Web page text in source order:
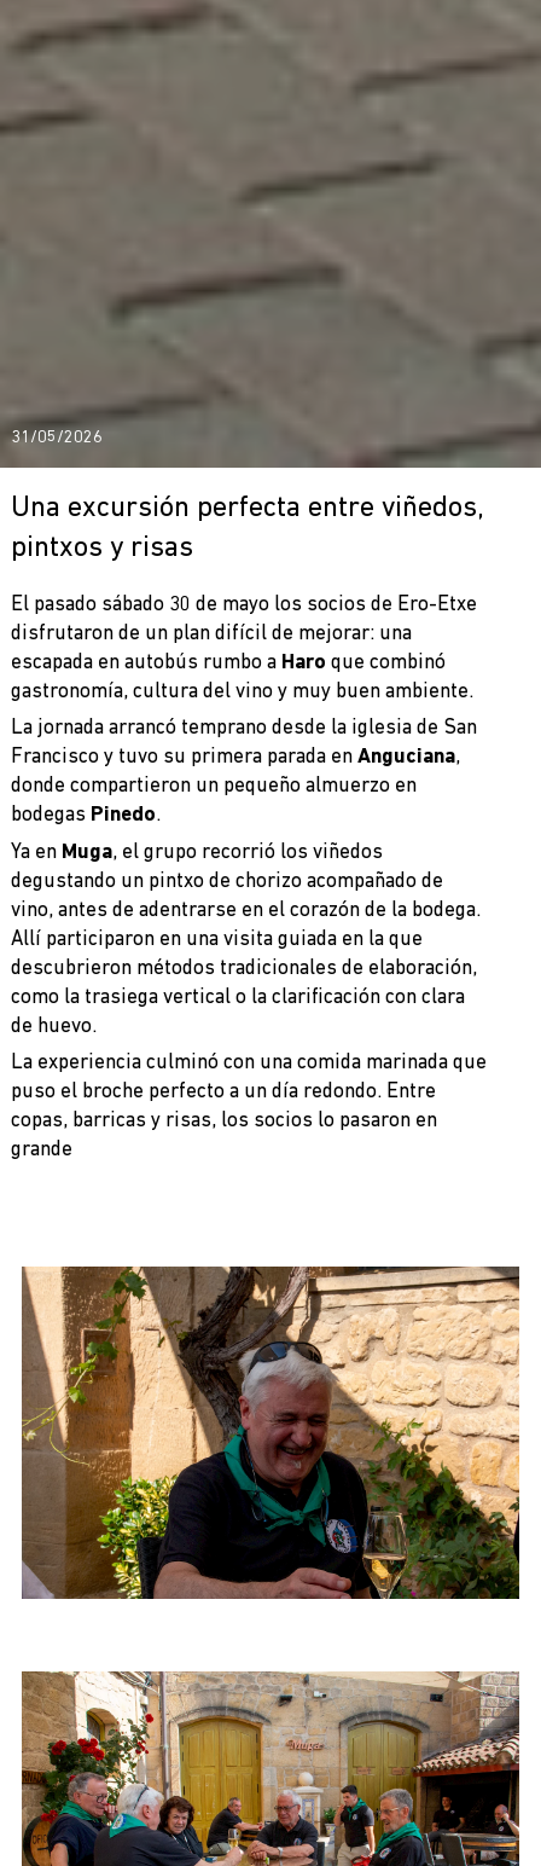
31/05/2026
Una excursión perfecta entre viñedos,
pintxos y risas
El pasado sábado 30 de mayo los socios de Ero-Etxe
disfrutaron de un plan difícil de mejorar: una
escapada en autobús rumbo a Haro que combinó
gastronomía, cultura del vino y muy buen ambiente.
La jornada arrancó temprano desde la iglesia de San
Francisco y tuvo su primera parada en Anguciana,
donde compartieron un pequeño almuerzo en
bodegas Pinedo.
Ya en Muga, el grupo recorrió los viñedos
degustando un pintxo de chorizo acompañado de
vino, antes de adentrarse en el corazón de la bodega.
Allí participaron en una visita guiada en la que
descubrieron métodos tradicionales de elaboración,
como la trasiega vertical o la clarificación con clara
de huevo.
La experiencia culminó con una comida marinada que
puso el broche perfecto a un día redondo. Entre
copas, barricas y risas, los socios lo pasaron en
grande